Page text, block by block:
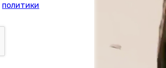
политики